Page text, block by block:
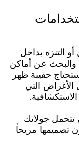
التنزه بداخل
والبحث عن أماكن
ستحتاج حقيبة ظهر
التي
تتحمل جولاتك
تصميمها مريحاً